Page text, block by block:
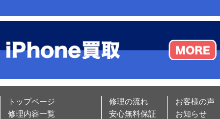
トップページ
修理内容一覧
修理の流れ
安心無料保証
お客様の声
お知らせ